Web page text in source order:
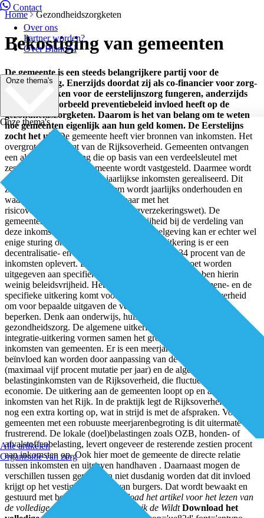
Contact
Over ons
Partner worden?
Over BiancAI
Onze thema's
Onze thema's
Alle artikelen
Organisatie van zorg
Home Gezondheidszorgketen
Bekostiging van gemeenten
De gemeente is een steeds belangrijkere partij voor de
eerstelijnszorg. Enerzijds doordat zij als co-financier voor zorg-
en welzijnstaken voor de eerstelijnszorg fungeren, anderzijds
doordat bijvoorbeeld preventiebeleid invloed heeft op de
gezondheidszorgketen. Daarom is het van belang om te weten
hoe gemeenten eigenlijk aan hun geld komen. De Eerstelijns
zocht het uit.
De gemeente heeft vier bronnen van inkomsten. Het
overgrote deel komt van de Rijksoverheid. Gemeenten ontvangen
een algemene uitkering die op basis van een verdeelsleutel met
zestig indicatoren per gemeente wordt vastgesteld. Daarmee wordt
circa vijftig procent van de jaarlijkse inkomsten gerealiseerd. Dit
zogenaamde maatstavensysteem wordt jaarlijks onderhouden en
waar nodig aangepast (vergelijkbaar met het
risicovereveningssysteem in de Zorgverzekeringswet). De
gemeenten hebben volledige beleidsvrijheid bij de verdeling van
deze inkomsten. Door aanpalende wetregelgeving kan er echter wel
enige sturing ontstaan. Naast de algemene uitkering is er een
decentralisatie- en integratie-uitkering die zo’n 34 procent van de
inkomsten oplevert. Dit is een doeluitkering die moet worden
uitgegeven aan specifieke doelen. De gemeenten hebben hierin
weinig beleidsvrijheid. Het onderscheid tussen de algemene- en de
specifieke uitkering komt voort uit de wens van de Rijksoverheid
om voor bepaalde uitgaven de verschillen tussen burgers te
beperken. Denk aan onderwijs, huisvesting, beschut werk of
gezondheidszorg. De algemene uitkering en de decentralisatie- en
integratie-uitkering vormen samen het grootste deel van de
inkomsten van gemeenten. Er is een meerjarenbegroting die
beïnvloed kan worden door aanpassing van de maatstaven
(maximaal vijf procent mutatie per jaar) en de algemene
belastinginkomsten van de Rijksoverheid, die fluctueren door de
economie. De uitkering aan de gemeenten loopt op en af met de
inkomsten van het Rijk. In de praktijk legt de Rijksoverheid soms
nog een extra korting op, wat in strijd is met de afspraken. Voor
gemeenten met een robuuste meerjarenbegroting is dit uitermate
frustrerend. De lokale (doel)belastingen zoals OZB, honden- of
afvalstoffenbelasting, levert ongeveer de resterende zestien procent
aan inkomsten op. Ook hier moet de gemeente de directe relatie
tussen inkomsten en uitgaven handhaven . Daarnaast mogen de
verschillen tussen gemeenten niet dusdanig worden dat dit invloed
krijgt op het vestigingsgedrag van burgers. Dat wordt bewaakt en
gestuurd met benchmarks.
Download het artikel voor het lezen van
de volledige analyse.
Auteur: Jan Erik de Wildt Download het